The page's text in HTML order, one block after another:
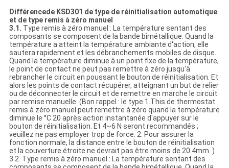
Différencede KSD301 de type de réinitialisation automatique
et de type remis à zéro manuel
3.1. Type remis à zéro manuel : La température sentant des
composants se composent de la bande bimétallique. Quand la
température a atteint la température ambiante d'action, elle
sautera rapidement et les débranchements mobiles de disque.
Quand la température diminue à un point fixe de la température,
le point de contact ne peut pas remettre à zéro jusqu'à
rebrancher le circuit en poussant le bouton de réinitialisation. Et
alors les points de contact récupérer, atteignant un but de relier
ou de déconnecter le circuit et de remettre en marche le circuit
par remise manuelle. (Bon rappel : le type 1.This de thermostat
remis à zéro manuel peut remettre à zéro quand la température
diminue le °C 20 après action instantanée d'appuyer sur le
bouton de réinitialisation. Et 4~6 N seront recommandés ;
veuillez ne pas employer trop de force. 2. Pour assurer la
fonction normale, la distance entre le bouton de réinitialisation
et la couverture étroite ne devrait pas être moins de 20.4mm. )
3.2. Type remis à zéro manuel : La température sentant des